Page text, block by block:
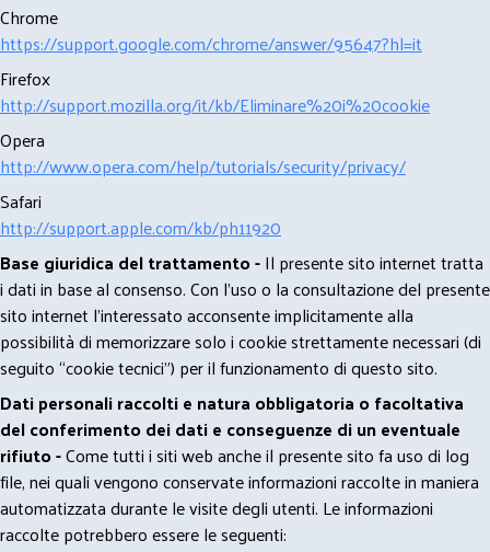
Chrome
https://support.google.com/chrome/answer/95647?hl=it
Firefox
http://support.mozilla.org/it/kb/Eliminare%20i%20cookie
Opera
http://www.opera.com/help/tutorials/security/privacy/
Safari
http://support.apple.com/kb/ph11920
Base giuridica del trattamento -Il presente sito internet tratta
i dati in base al consenso. Con l'uso o la consultazione del presente
sito internet l’interessato acconsente implicitamente alla
possibilità di memorizzare solo i cookie strettamente necessari (di
seguito “cookie tecnici”) per il funzionamento di questo sito.
Dati personali raccolti e natura obbligatoria o facoltativa
del conferimento dei dati e conseguenze di un eventuale
rifiuto -Come tutti i siti web anche il presente sito fa uso di log
file, nei quali vengono conservate informazioni raccolte in maniera
automatizzata durante le visite degli utenti. Le informazioni
raccolte potrebbero essere le seguenti: